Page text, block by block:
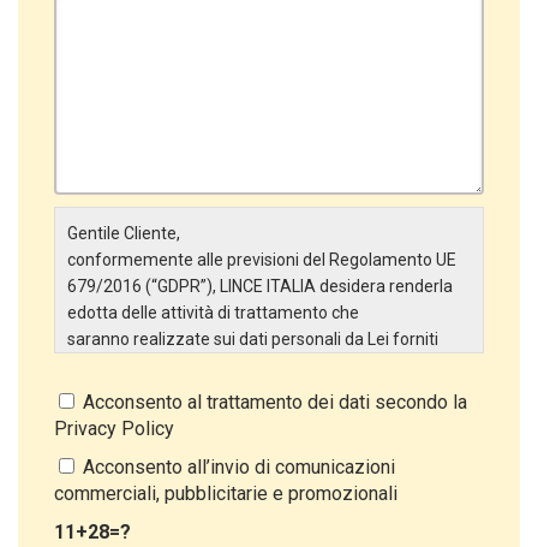
Gentile Cliente,
conformemente alle previsioni del Regolamento UE
679/2016 (“GDPR”), LINCE ITALIA desidera renderla
edotta delle attività di trattamento che
saranno realizzate sui dati personali da Lei forniti
particolare:
Titolare del Trattamento
Il Titolare del Trattamento è LINCE ITALIA S.r.l., con
sede in Via Variante di Cancelliera snc 00072 –
Ariccia (RM). L’interessato può esercitare i
propri diritti inviando una raccomandata alla sede
Acconsento al trattamento dei dati secondo la
Privacy Policy
Acconsento all’invio di comunicazioni
commerciali, pubblicitarie e promozionali
11+28=?